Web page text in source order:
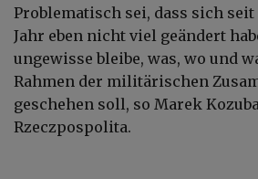
Problematisch sei, dass sich
Jahr eben nicht viel geändert
ungewisse bleibe, was, wo und
Rahmen der militärischen
geschehen soll, so Marek
Rzeczpospolita.